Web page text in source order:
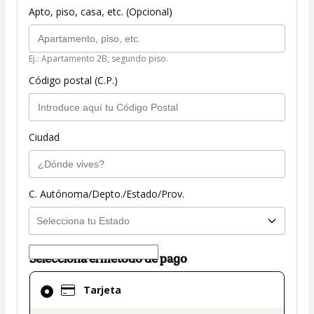
Apto, piso, casa, etc. (Opcional)
Ej.: Apartamento 2B, segundo piso.
Código postal (C.P.)
Ciudad
C. Autónoma/Depto./Estado/Prov.
Selecciona el método de pago
Tarjeta
El
método